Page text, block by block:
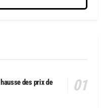
des prix de